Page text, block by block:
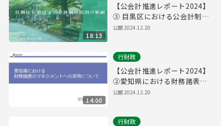
18:13
【公会計推進レポート2024】
③ 目黒区における公会計制度
活用の取組
公開2024.12.20
14:00
行財政
【公会計推進レポート2024】
②愛知県における財務諸表の
マネジメントへの活用につい
公開2024.12.20
行財政